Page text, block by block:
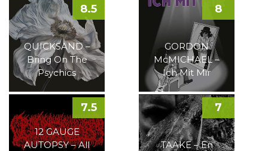
QUICKSAND –
Bring On The
Psychics
8.5
GORDON
McMICHAEL –
Ich Mit Mir
8
12 GAUGE
AUTOPSY – All
7.5
TAAKE – En
7